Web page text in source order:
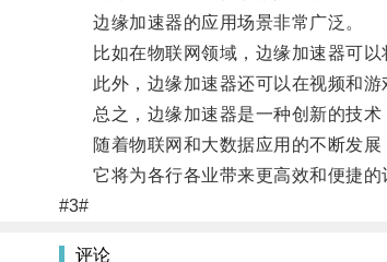
边缘加速器的应用场景非常广泛。
比如在物联网领域，边缘加速器可以
此外，边缘加速器还可以在视频和游
总之，边缘加速器是一种创新的技术
随着物联网和大数据应用的不断发展
它将为各行各业带来更高效和便捷的
#3#
评论